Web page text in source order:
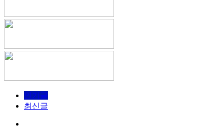
인기글
최신글